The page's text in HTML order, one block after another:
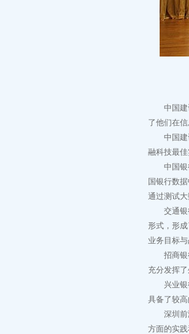
中国建设
了他们在
中国建设
融科技最佳
中国银行
国银行数
通过测试
交通银行
形式，形
业务目标与
招商银行
充分发挥
兴业银行
具备了较
深圳前海
方面的实